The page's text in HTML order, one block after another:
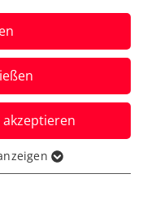
akzeptieren